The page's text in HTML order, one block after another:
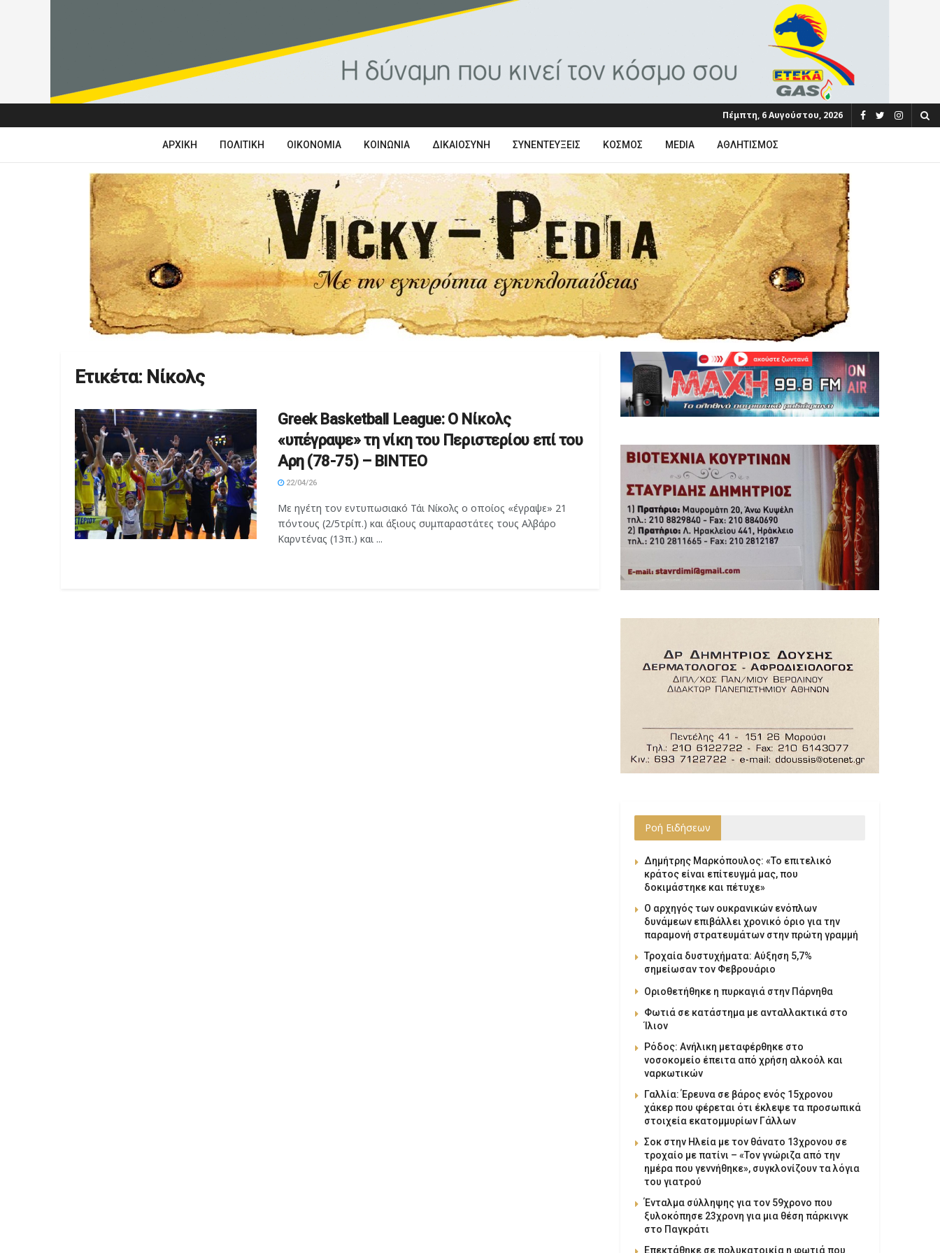
Πέμπτη, 6 Αυγούστου, 2026
ΑΡΧΙΚΉ ΠΟΛΙΤΙΚΉ ΟΙΚΟΝΟΜΊΑ ΚΟΙΝΩΝΊΑ ΔΙΚΑΙΟΣΎΝΗ ΣΥΝΕΝΤΕΎΞΕΙΣ ΚΌΣΜΟΣ MEDIA ΑΘΛΗΤΙΣΜΌΣ
Ετικέτα: Νίκολς
Greek Basketball League: Ο Νίκολς
«υπέγραψε» τη νίκη του Περιστερίου επί του
Αρη (78-75) – ΒΙΝΤΕΟ
22/04/26
Με ηγέτη τον εντυπωσιακό Τάι Νίκολς ο οποίος «έγραψε» 21
πόντους (2/5τρίπ.) και άξιους συμπαραστάτες τους Αλβάρο
Καρντένας (13π.) και ...
Ροή Ειδήσεων
Δημήτρης Μαρκόπουλος: «Το επιτελικό
κράτος είναι επίτευγμά μας, που
δοκιμάστηκε και πέτυχε»
Ο αρχηγός των ουκρανικών ενόπλων
δυνάμεων επιβάλλει χρονικό όριο για την
παραμονή στρατευμάτων στην πρώτη γραμμή
Τροχαία δυστυχήματα: Αύξηση 5,7%
σημείωσαν τον Φεβρουάριο
Οριοθετήθηκε η πυρκαγιά στην Πάρνηθα
Φωτιά σε κατάστημα με ανταλλακτικά στο
Ίλιον
Ρόδος: Ανήλικη μεταφέρθηκε στο
νοσοκομείο έπειτα από χρήση αλκοόλ και
ναρκωτικών
Γαλλία: Έρευνα σε βάρος ενός 15χρονου
χάκερ που φέρεται ότι έκλεψε τα προσωπικά
στοιχεία εκατομμυρίων Γάλλων
Σοκ στην Ηλεία με τον θάνατο 13χρονου σε
τροχαίο με πατίνι – «Τον γνώριζα από την
ημέρα που γεννήθηκε», συγκλονίζουν τα λόγια
του γιατρού
Ένταλμα σύλληψης για τον 59χρονο που
ξυλοκόπησε 23χρονη για μια θέση πάρκινγκ
στο Παγκράτι
Επεκτάθηκε σε πολυκατοικία η φωτιά που